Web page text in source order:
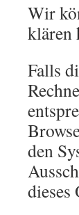
Wir
klären
Falls
den
dieses